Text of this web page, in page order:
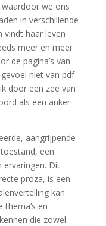
we ons
in verschillende
vindt haar leven
meer en meer
de pagina’s van
niet van pdf
door een zee van
als een anker
aangrijpende
een
ervaringen. Dit
proza, is een
kan
en
die zowel